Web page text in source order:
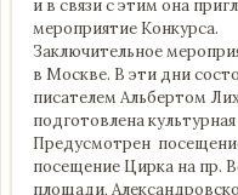
и в связи с этим она
мероприятие Конкурса.
Заключительное
в Москве. В эти дни
писателем Альбертом
подготовлена
Предусмотрен
посещение Цирка на пр.
площади,